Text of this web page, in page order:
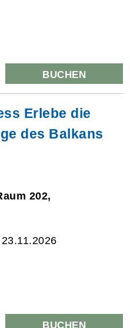
BUCHEN
Erlebe die
des Balkans
202,
BUCHEN